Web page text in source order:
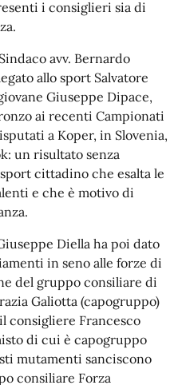
i consiglieri sia di
avv. Bernardo
allo sport Salvatore
Giuseppe Dipace,
ai recenti Campionati
a Koper, in Slovenia,
un risultato senza
cittadino che esalta le
e che è motivo di
Diella ha poi dato
in seno alle forze di
del gruppo consiliare di
Galiotta (capogruppo)
consigliere Francesco
di cui è capogruppo
mutamenti sanciscono
consiliare Forza